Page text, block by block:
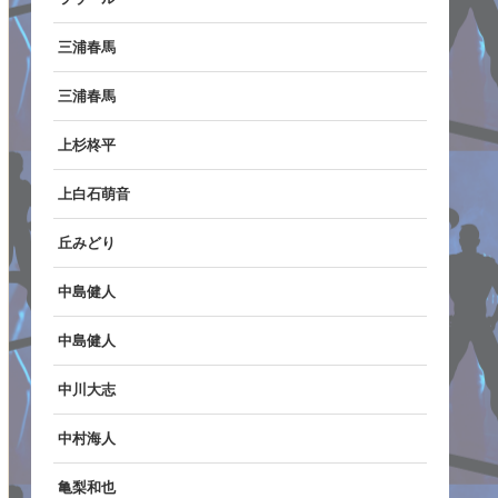
三浦春馬
三浦春馬
上杉柊平
上白石萌音
丘みどり
中島健人
中島健人
中川大志
中村海人
亀梨和也